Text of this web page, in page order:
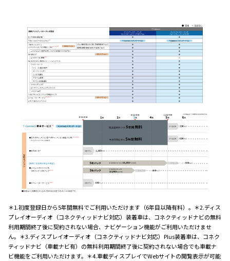
＊1.初度登録日から5年間無料でご利用いただけます（6年目以降有料）。＊2.ディス
プレイオーディオ（コネクティッドナビ対応）装着車は、コネクティッドナビの無料
利用期間終了後に契約されない場合、ナビゲーション機能がご利用いただけませ
ん。＊3.ディスプレイオーディオ（コネクティッドナビ対応）Plus装着車は、コネク
ティッドナビ（車載ナビ有）の無料利用期間終了後に契約されない場合でも車載ナ
ビ機能をご利用いただけます。＊4.車載ディスプレイでWebサイトの閲覧表示が可能